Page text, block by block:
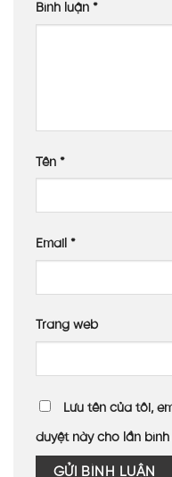
Bình luận *
Tên *
Email *
Trang web
Lưu tên của tôi,
duyệt này cho lần